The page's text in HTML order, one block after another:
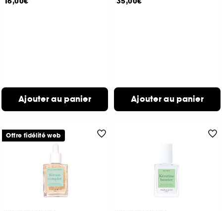
Ajouter au panier Ajouter au panier
Offre fidélité web